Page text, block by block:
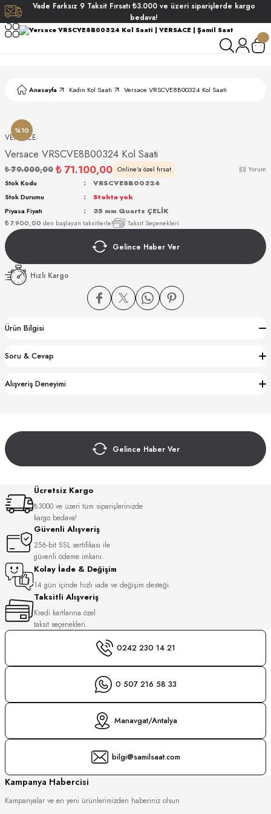
Vade Farksız 9 Taksit Fırsatı ₺3.000 ve üzeri siparişlerde kargo
bedava!
Anasayfa Kadın Kol Saati Versace VRSCVE8B00324 Kol Saati
%10
VERSACE
Versace VRSCVE8B00324 Kol Saati
₺ 79.000,00 ₺ 71.100,00 Online'a özel fırsat (0) Yorum
₺ 7.900,00 den başlayan taksitlerle! Taksit Seçenekleri
Stok Kodu
VRSCVE8B00324
Stok Durumu
Stokta yok
Piyasa Fiyatı
35 mm Quartz ÇELİK
Gelince Haber Ver
Hızlı Kargo
Ürün Bilgisi
Soru & Cevap
Alışveriş Deneyimi
Gelince Haber Ver
Ücretsiz Kargo
₺3000 ve üzeri tüm siparişlerinizde
kargo bedava!
Güvenli Alışveriş
256-bit SSL sertifikası ile
güvenli ödeme imkanı.
Kolay İade & Değişim
14 gün içinde hızlı iade ve değişim desteği.
Taksitli Alışveriş
Kredi kartlarına özel
taksit seçenekleri.
0242 230 14 21
0 507 216 58 33
Manavgat/Antalya
bilgi@samilsaat.com
Kampanya Habercisi
Kampanyalar ve en yeni ürünlerimizden haberiniz olsun